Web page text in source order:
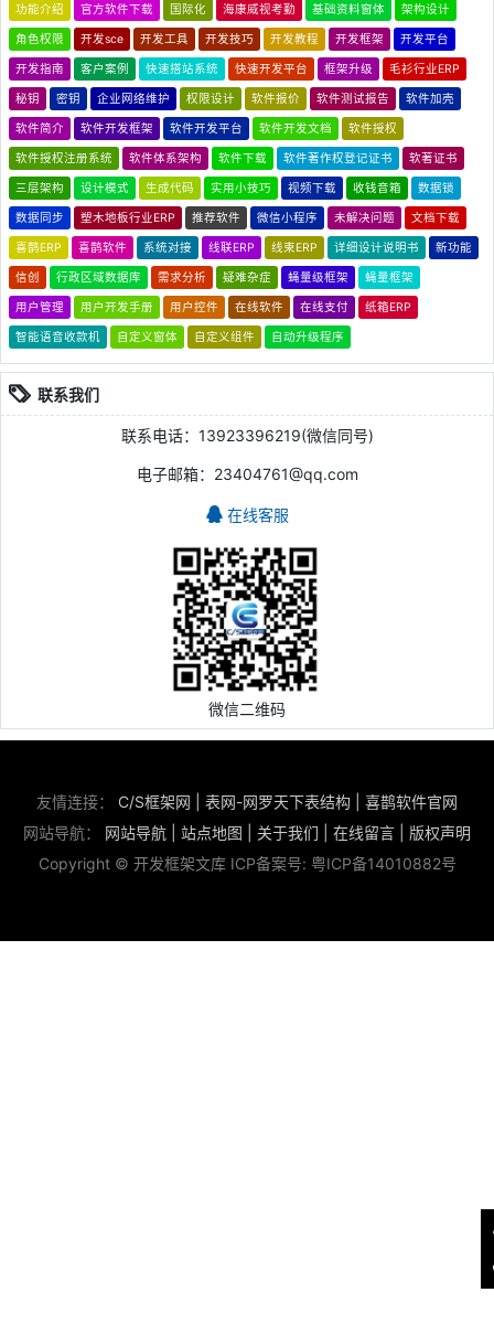
功能介绍 官方软件下载 国际化 海康威视考勤 基础资料窗体 架构设计
角色权限 开发sce 开发工具 开发技巧 开发教程 开发框架 开发平台
开发指南 客户案例 快速搭站系统 快速开发平台 框架升级 毛衫行业ERP
秘钥 密钥 企业网络维护 权限设计 软件报价 软件测试报告 软件加壳
软件简介 软件开发框架 软件开发平台 软件开发文档 软件授权
软件授权注册系统 软件体系架构 软件下载 软件著作权登记证书 软著证书
三层架构 设计模式 生成代码 实用小技巧 视频下载 收钱音箱 数据锁
数据同步 塑木地板行业ERP 推荐软件 微信小程序 未解决问题 文档下载
喜鹊ERP 喜鹊软件 系统对接 线联ERP 线束ERP 详细设计说明书 新功能
信创 行政区域数据库 需求分析 疑难杂症 蝇量级框架 蝇量框架
用户管理 用户开发手册 用户控件 在线软件 在线支付 纸箱ERP
智能语音收款机 自定义窗体 自定义组件 自动升级程序
联系我们
联系电话：13923396219(微信同号)
电子邮箱：23404761@qq.com
在线客服
微信二维码
友情连接： C/S框架网 表网-网罗天下表结构
喜鹊软件官网
网站导航： 网站导航 站点地图 关于我们 在线留言
版权声明
Copyright © 开发框架文库 ICP备案号: 粤ICP备14010882号